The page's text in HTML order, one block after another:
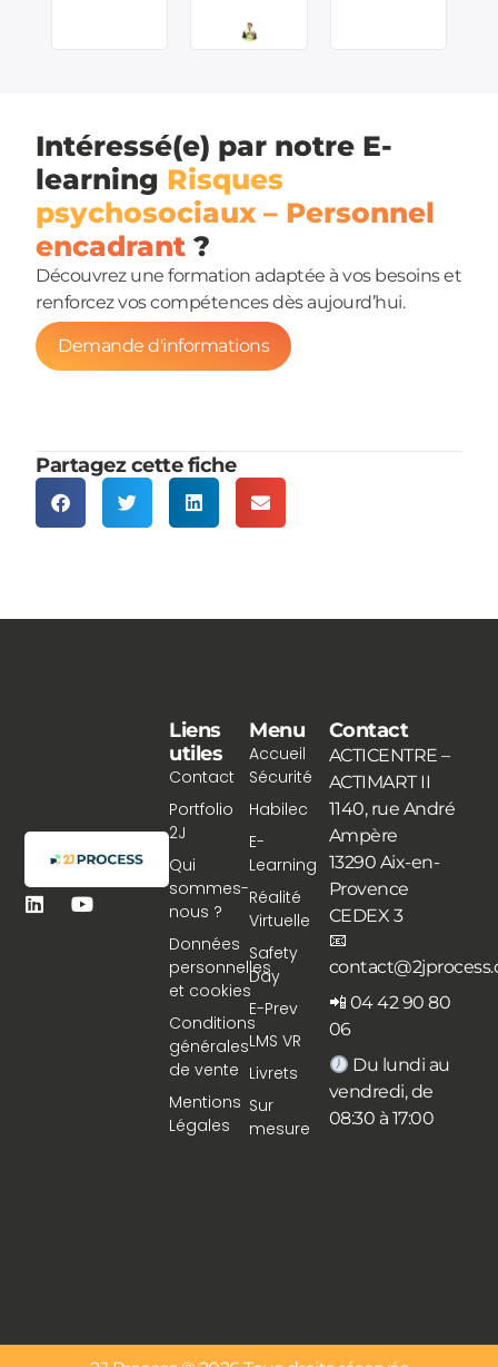
Intéressé(e) par notre E-
learning Risques
psychosociaux – Personnel
encadrant ?
Découvrez une formation adaptée à vos besoins et
renforcez vos compétences dès aujourd’hui.
Demande d'informations
Partagez cette fiche
Menu
Accueil
Sécurité
Habilec
E-
Learning
Réalité
Virtuelle
Safety
Day
E-Prev
LMS VR
Livrets
Sur
mesure
Liens
utiles
Contact
Portfolio
2J
Qui
sommes-
nous ?
Données
personnelles
et cookies
Conditions
générales
de vente
Mentions
Légales
Contact
ACTICENTRE –
ACTIMART II
1140, rue André
Ampère
13290 Aix-en-
Provence
CEDEX 3
📧
📲 04 42 90 80
06
Du lundi au
vendredi, de
08:30 à 17:00